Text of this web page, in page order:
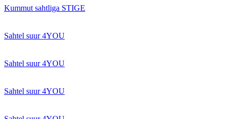
Kummut sahtliga STIGE
Sahtel suur 4YOU
Sahtel suur 4YOU
Sahtel suur 4YOU